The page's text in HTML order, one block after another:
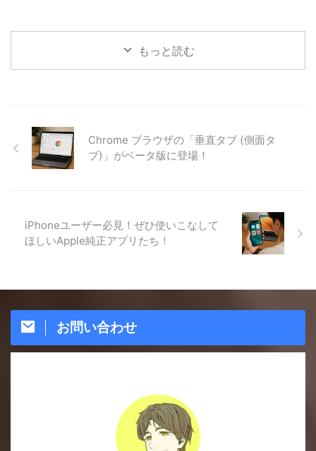
もっと読む
Chrome ブラウザの「垂直タブ (側面タ
ブ)」がベータ版に登場！
iPhoneユーザー必見！ぜひ使いこなして
ほしいApple純正アプリたち！
お問い合わせ